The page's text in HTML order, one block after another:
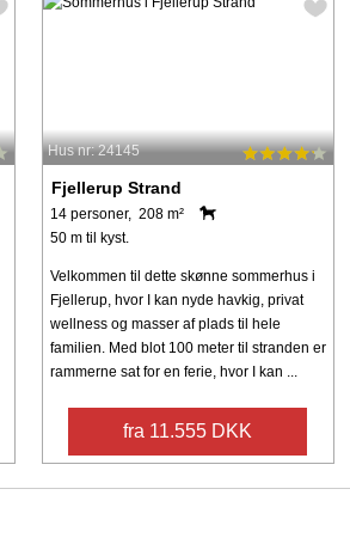
Hus nr: 24145
Fjellerup Strand
14 personer, 208 m²
50 m til kyst.
Velkommen til dette skønne sommerhus i
Fjellerup, hvor I kan nyde havkig, privat
wellness og masser af plads til hele
familien. Med blot 100 meter til stranden er
rammerne sat for en ferie, hvor I kan ...
fra 11.555 DKK